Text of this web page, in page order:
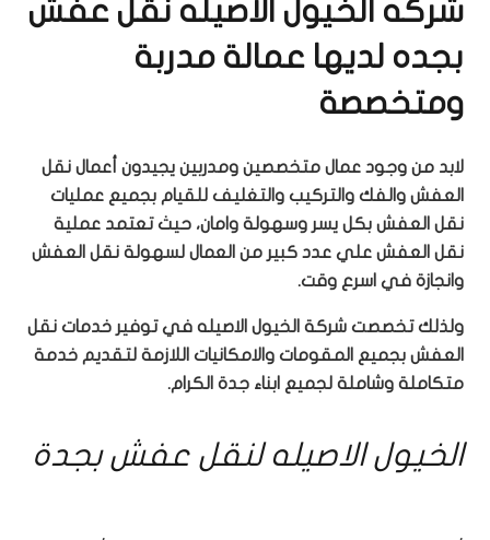
شركه الخيول الاصيله نقل عفش
بجده لديها عمالة مدربة
ومتخصصة
لابد من وجود عمال متخصصين ومدربين يجيدون أعمال نقل
العفش والفك والتركيب والتغليف للقيام بجميع عمليات
نقل العفش بكل يسر وسهولة وامان، حيث تعتمد عملية
نقل العفش علي عدد كبير من العمال لسهولة نقل العفش
وانجازة في اسرع وقت.
ولذلك تخصصت شركة الخيول الاصيله في توفير خدمات نقل
العفش بجميع المقومات والامكانيات اللازمة لتقديم خدمة
متكاملة وشاملة لجميع ابناء جدة الكرام.
الخيول الاصيله لنقل عفش بجدة